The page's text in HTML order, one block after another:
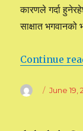
कारणले गर्दा
साक्षात
Continue
Author
Posted
June 19,